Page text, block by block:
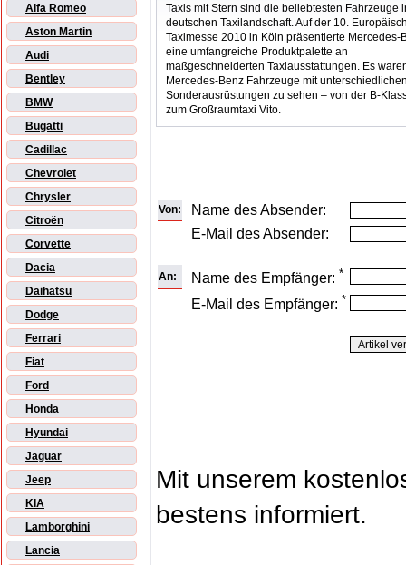
Alfa Romeo
Aston Martin
Audi
Bentley
BMW
Bugatti
Cadillac
Chevrolet
Chrysler
Citroën
Corvette
Dacia
Daihatsu
Dodge
Ferrari
Fiat
Ford
Honda
Hyundai
Jaguar
Jeep
KIA
Lamborghini
Lancia
Taxis mit Stern sind die beliebtesten Fahrzeuge
deutschen Taxilandschaft. Auf der 10.
Taximesse 2010 in Köln präsentierte Mercedes-
eine umfangreiche Produktpalette an
maßgeschneiderten Taxiausstattungen. Es
Mercedes-Benz Fahrzeuge mit
Sonderausrüstungen zu sehen – von der B-
zum Großraumtaxi Vito.
Von:
Name des Absender:
E-Mail des Absender:
An: Name des Empfänger: *
E-Mail des Empfänger: *
Mit unserem
bestens informiert.